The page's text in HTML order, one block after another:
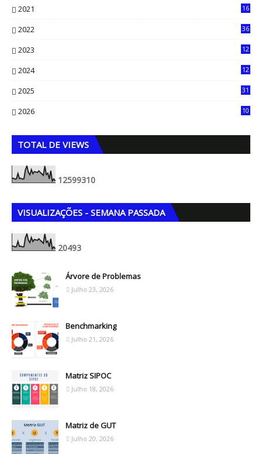
2021
16
2022
36
2023
12
2024
12
2025
31
2026
10
TOTAL DE VIEWS
12599310
VISUALIZAÇÕES - SEMANA PASSADA
20493
Árvore de Problemas
Julho 23, 2026
Benchmarking
Julho 21, 2026
Matriz SIPOC
Julho 18, 2026
Matriz de GUT
Julho 20, 2026